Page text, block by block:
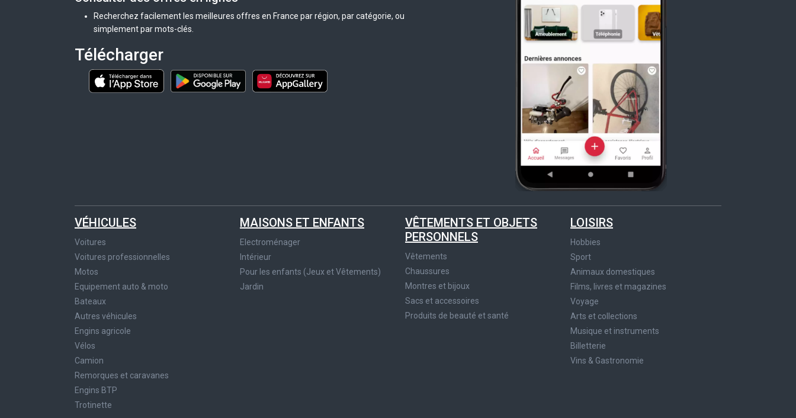
Recherchez facilement les meilleures offres en France par région, par catégorie, ou
simplement par mots-clés.
Télécharger
VÉHICULES
Voitures
Voitures professionnelles
Motos
Equipement auto & moto
Bateaux
Autres véhicules
Engins agricole
Vélos
Camion
Remorques et caravanes
Engins BTP
Trotinette
MAISONS ET ENFANTS
Electroménager
Intérieur
Pour les enfants (Jeux et Vêtements)
Jardin
VÊTEMENTS ET OBJETS
PERSONNELS
Vêtements
Chaussures
Montres et bijoux
Sacs et accessoires
Produits de beauté et santé
LOISIRS
Hobbies
Sport
Animaux domestiques
Films, livres et magazines
Voyage
Arts et collections
Musique et instruments
Billetterie
Vins & Gastronomie